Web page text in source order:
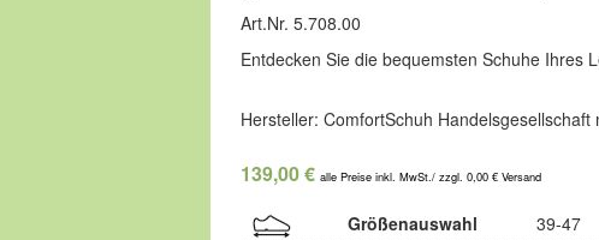
Art.Nr. 5.708.00
Entdecken Sie die bequemsten Schuhe Ihres
Hersteller: ComfortSchuh
139,00 € alle Preise inkl. MwSt./ zzgl. 0,00 € Versand
Größenauswahl
39-47